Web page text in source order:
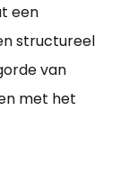
een
structureel
van
met het